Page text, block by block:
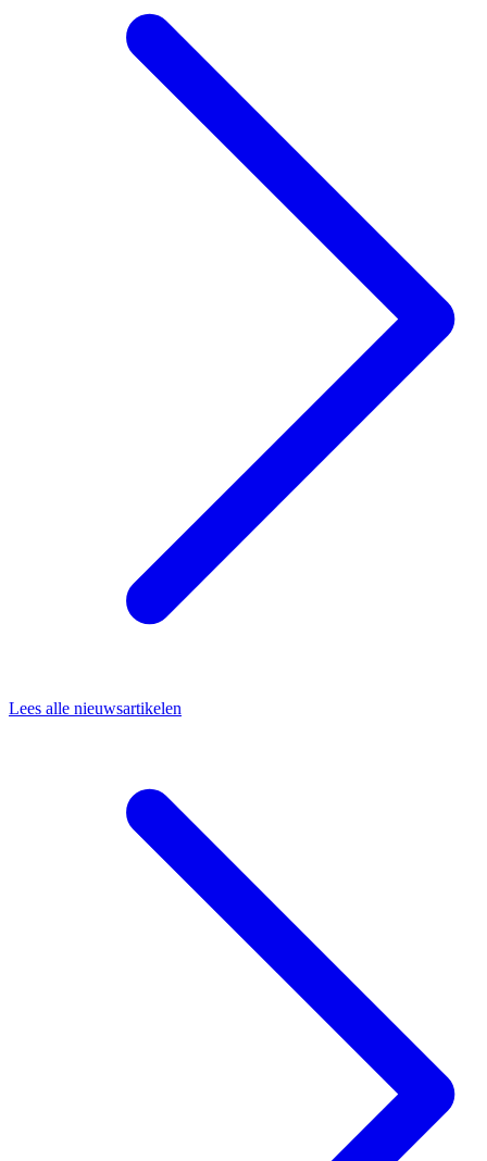
Lees alle nieuwsartikelen